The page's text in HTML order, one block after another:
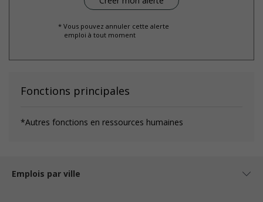
* Vous pouvez annuler cette alerte
emploi à tout moment
Fonctions principales
*Autres fonctions en ressources humaines
Emplois par ville